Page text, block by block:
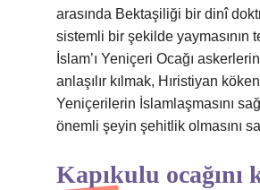
arasında Bektaşiliği bir dinî
sistemli bir şekilde yaymasının
İslam’ı Yeniçeri Ocağı
anlaşılır kılmak, Hıristiyan
Yeniçerilerin İslamlaşmasını
önemli şeyin şehitlik olmasını
Kapıkulu ocağını